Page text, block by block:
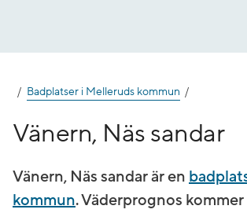
Badplatser i Melleruds kommun
Vänern, Näs sandar
Vänern, Näs sandar är en
kommun. Väderprognos